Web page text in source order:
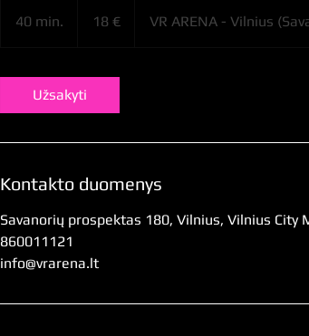
40 min.
i
18 € VR ARENA - Vilnius
Užsakyti
Kontakto duomenys
Savanorių prospektas 180, Vilnius, Vilnius City
860011121
info@vrarena.lt